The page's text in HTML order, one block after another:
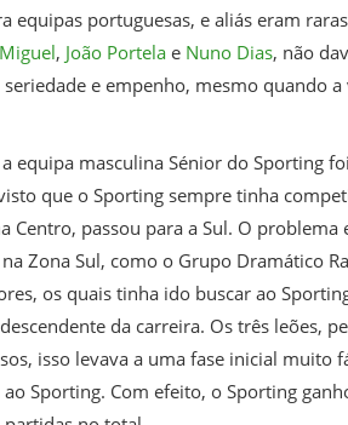
portuguesas, e aliás eram
, João Portelae Nuno Dias, não
e empenho, mesmo quando
equipa masculina Sénior do Sporting
que o Sporting sempre tinha
Centro, passou para a Sul. O problema
Zona Sul, como o Grupo Dramático
os quais tinha ido buscar ao
da carreira. Os três leões,
isso levava a uma fase inicial muito
Sporting. Com efeito, o Sporting